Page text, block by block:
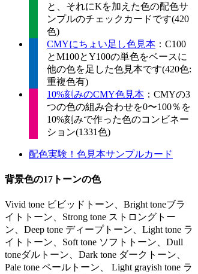
と、それにKを加えた色の配色サ
ンプルのチェックカードです(420
色)
CMYにちょい足し色見本 ：C100
とM100とY100の単色をベースに
他の色を足した色見本です(420色:
重複色有)
10%刻みのCMY色見本 ：CMYの3
つの色の組み合わせを0〜100％を
10%刻みで作った色のコンビネー
ション(1331色)
配色実験！色見本サンプルカード
背景色の17トーンの色
Vivid tone ビビッドトーン、Bright toneブラ
イトトーン、Strong tone ストロングトー
ン、Deep tone ディープトーン、Light tone ラ
イトトーン、Soft tone ソフトトーン、Dull
toneダルトーン、Dark tone ダークトーン、
Pale tone ペールトーン、 Light grayish tone ラ